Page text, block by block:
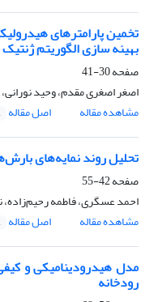
تخمین پارامترهای
بهینه سازی الگوریتم ژنتیک
صفحه30-41
اصغر اصغری مقدم، وحید
مشاهده مقاله
اصل مقاله
تحلیل روند نمایه‌های
صفحه42-55
احمد عسگری، فاطمه رحیم‌زاده،
مشاهده مقاله
اصل مقاله
رودخانه